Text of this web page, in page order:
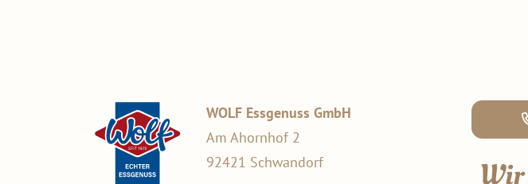
WOLF Essgenuss GmbH
Am Ahornhof 2
92421 Schwandorf